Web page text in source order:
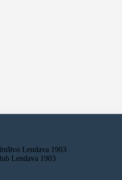
Lendava 1903
Lendava 1903